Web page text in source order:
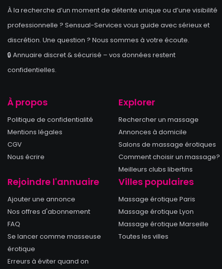
À la recherche d’un moment de détente unique ou d’une visibilité
professionnelle ? Sensual-Services vous guide avec sérieux et
discrétion. Une question ? Nous sommes à votre écoute.
🔒 Annuaire discret & sécurisé – vos données restent
confidentielles.
À propos
Politique de confidentialité
Mentions légales
CGV
Nous écrire
Explorer
Rechercher un massage
Annonces à domicile
Salons de massage érotiques
Comment choisir un massage?
Meilleurs clubs libertins
Rejoindre l'annuaire
Ajouter une annonce
Nos offres d'abonnement
FAQ
Se lancer comme masseuse
érotique
Erreurs à éviter quand on
Villes populaires
Massage érotique Paris
Massage érotique Lyon
Massage érotique Marseille
Toutes les villes